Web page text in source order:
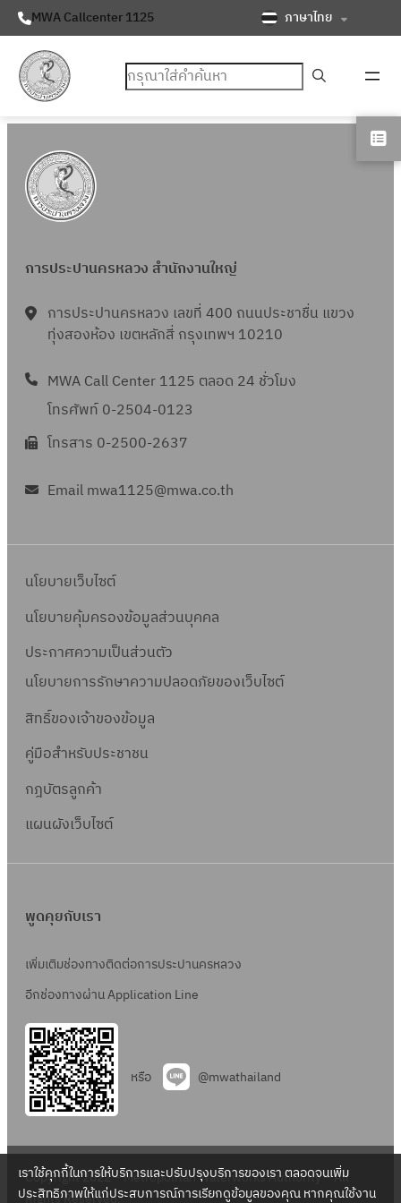
MWA Callcenter 1125 ภาษาไทย
ค้นหา
การประปานครหลวง สำนักงานใหญ่
การประปานครหลวง เลขที่ 400 ถนนประชาชื่น แขวง
ทุ่งสองห้อง เขตหลักสี่ กรุงเทพฯ 10210
MWA Call Center 1125 ตลอด 24 ชั่วโมง
โทรศัพท์ 0-2504-0123
โทรสาร 0-2500-2637
Email mwa1125@mwa.co.th
นโยบายเว็บไซต์
นโยบายคุ้มครองข้อมูลส่วนบุคคล
ประกาศความเป็นส่วนตัว
นโยบายการรักษาความปลอดภัยของเว็บไซต์
สิทธิ์ของเจ้าของข้อมูล
คู่มือสำหรับประชาชน
กฎบัตรลูกค้า
แผนผังเว็บไซต์
พูดคุยกับเรา
เพิ่มเติมช่องทางติดต่อการประปานครหลวง
อีกช่องทางผ่าน Application Line
หรือ @mwathailand
Copyright 2022 – Metropolitan Waterworks Authority – All
เราใช้คุกกี้ในการให้บริการและปรับปรุงบริการของเรา ตลอดจนเพิ่ม
ประสิทธิภาพให้แก่ประสบการณ์การเรียกดูข้อมูลของคุณ หากคุณใช้งาน